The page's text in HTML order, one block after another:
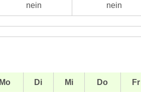
nein nein
Mo Di Mi Do Fr